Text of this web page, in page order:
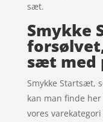
sæt.
Smykke
sæt med
Smykke Startsæt,
kan man finde
vores